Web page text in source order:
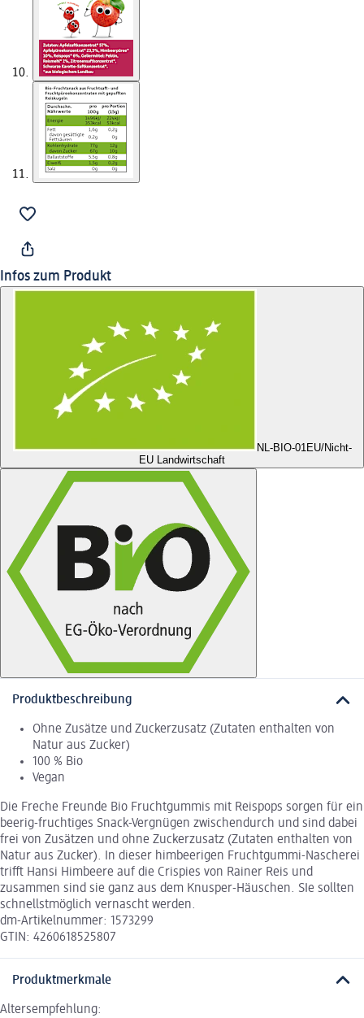
Infos zum Produkt
NL-BIO-01 EU/Nicht-
EU Landwirtschaft
Produktbeschreibung
Ohne Zusätze und Zuckerzusatz (Zutaten enthalten von
Natur aus Zucker)
100 % Bio
Vegan
Die Freche Freunde Bio Fruchtgummis mit Reispops sorgen für ein
beerig-fruchtiges Snack-Vergnügen zwischendurch und sind dabei
frei von Zusätzen und ohne Zuckerzusatz (Zutaten enthalten von
Natur aus Zucker). In dieser himbeerigen Fruchtgummi-Nascherei
trifft Hansi Himbeere auf die Crispies von Rainer Reis und
zusammen sind sie ganz aus dem Knusper-Häuschen. SIe sollten
schnellstmöglich vernascht werden.
dm-Artikelnummer: 1573299
GTIN: 4260618525807
Produktmerkmale
Altersempfehlung: